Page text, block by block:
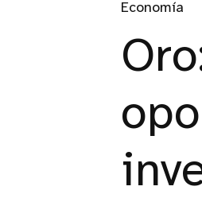
Economía